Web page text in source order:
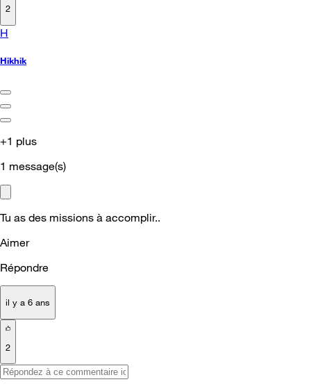
2
H
Hikhik
+1 plus
1 message(s)
Tu as des missions à accomplir..
Aimer
Répondre
il y a 6 ans
2